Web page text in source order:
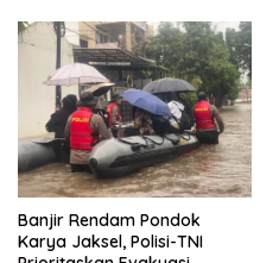
Banjir Rendam Pondok
Karya Jaksel, Polisi-TNI